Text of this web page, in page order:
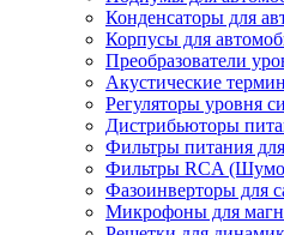
Конденсаторы для
Корпусы для
Преобразователи
Акустические
Регуляторы уровня
Дистрибьюторы
Фильтры питания
Фильтры RCA
Фазоинверторы для
Микрофоны для